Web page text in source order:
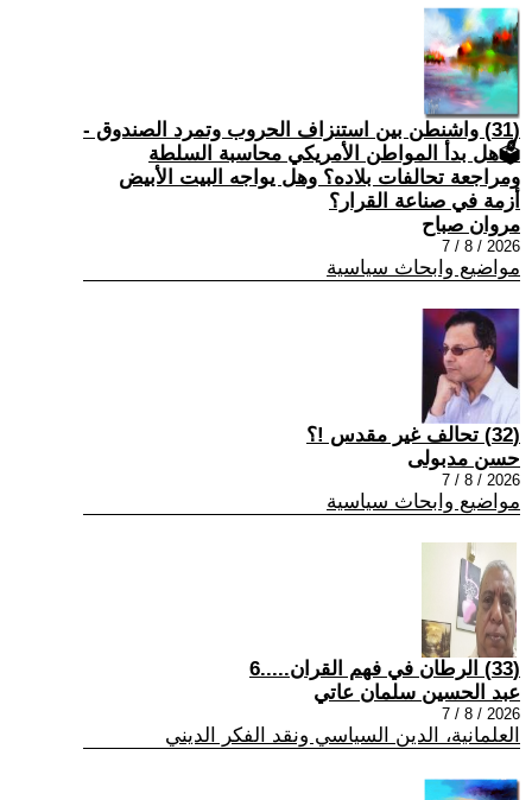
(31) واشنطن بين استنزاف الحروب وتمرد الصندوق -
🗳هل بدأ المواطن الأمريكي محاسبة السلطة
ومراجعة تحالفات بلاده؟ وهل يواجه البيت الأبيض
أزمة في صناعة القرار؟
مروان صباح
2026 / 8 / 7
مواضيع وابحاث سياسية
(32) تحالف غير مقدس !؟
حسن مدبولى
2026 / 8 / 7
مواضيع وابحاث سياسية
(33) الرطان في فهم القران.....6
عبد الحسين سلمان عاتي
2026 / 8 / 7
العلمانية، الدين السياسي ونقد الفكر الديني